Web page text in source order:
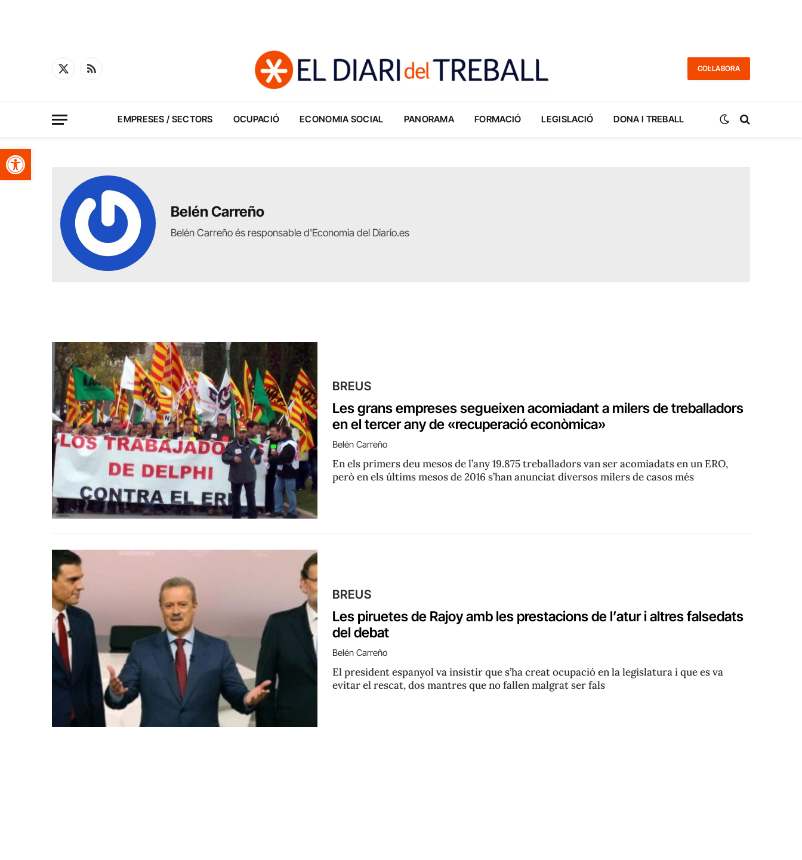
Obre la barra d'eines
X
RSS
COL·LABORA
EMPRESES / SECTORS OCUPACIÓ ECONOMIA SOCIAL PANORAMA FORMACIÓ LEGISLACIÓ DONA I TREBALL
Belén Carreño
Belén Carreño és responsable d'Economia del Diario.es
BREUS
Les grans empreses segueixen acomiadant a milers de treballadors
en el tercer any de «recuperació econòmica»
Belén Carreño
En els primers deu mesos de l’any 19.875 treballadors van ser acomiadats en un ERO,
però en els últims mesos de 2016 s’han anunciat diversos milers de casos més
BREUS
Les piruetes de Rajoy amb les prestacions de l’atur i altres falsedats
del debat
Belén Carreño
El president espanyol va insistir que s’ha creat ocupació en la legislatura i que es va
evitar el rescat, dos mantres que no fallen malgrat ser fals